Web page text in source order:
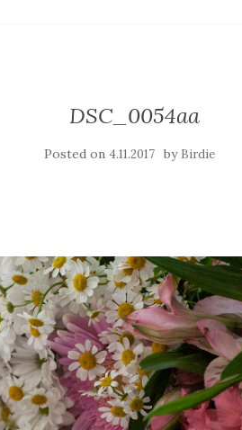
DSC_0054aa
Posted on4.11.2017 by Birdie